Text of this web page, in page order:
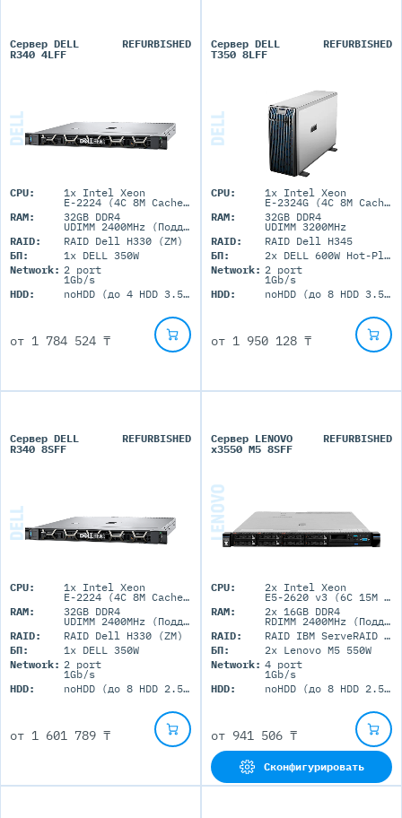
Сервер DELL
R340 4LFF
REFURBISHED
CPU: 1x Intel Xeon
E-2224 (4C 8M Cache 3.40 GHz)
RAM:
32GB DDR4
UDIMM 2400MHz (Поддержка до 64GB максимально, 4 DIMM портов)
RAID:
RAID Dell H330 (ZM)
БП:
1x DELL 350W
Network: 2 port
1Gb/s
HDD:
noHDD (до 4 HDD 3.5'' LFF)
от 1 784 524 ₸
Сервер DELL
T350 8LFF
REFURBISHED
CPU: 1x Intel Xeon
E-2324G (4C 8M Cache 3.10 GHz)
RAM:
32GB DDR4
UDIMM 3200MHz
RAID:
RAID Dell H345
БП:
2x DELL 600W Hot-Plug
Network: 2 port
1Gb/s
HDD:
noHDD (до 8 HDD 3.5'' LFF)
от 1 950 128 ₸
Сервер DELL
R340 8SFF
REFURBISHED
CPU: 1x Intel Xeon
E-2224 (4C 8M Cache 3.40 GHz)
RAM:
32GB DDR4
UDIMM 2400MHz (Поддержка до 64GB максимально, 4 DIMM портов)
RAID:
RAID Dell H330 (ZM)
БП:
1x DELL 350W
Network: 2 port
1Gb/s
HDD:
noHDD (до 8 HDD 2.5'' SFF)
от 1 601 789 ₸
Сервер LENOVO
x3550 M5 8SFF
REFURBISHED
CPU: 2x Intel Xeon
E5-2620 v3 (6C 15M Cache 2.40 GHz)
RAM:
2x 16GB DDR4
RDIMM 2400MHz (Поддержка до 1536GB максимально, 24 DIMM портов)
RAID:
RAID IBM ServeRAID M5210
БП:
2х Lenovo M5 550W
Network: 4 port
1Gb/s
HDD:
noHDD (до 8 HDD 2.5'' SFF)
от 941 506 ₸
Сконфигурировать